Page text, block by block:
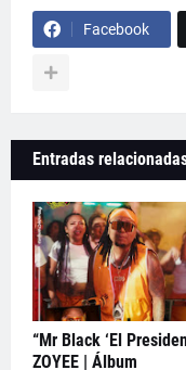
Facebook
Entradas
“Mr Black ‘El
ZOYEE | Álbum